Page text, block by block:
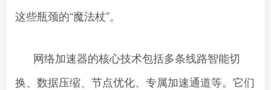
这些瓶颈的“魔法杖”。
网络加速器的核心技术包括多条线路智能切
换、数据压缩、节点优化、专属加速通道等。它们